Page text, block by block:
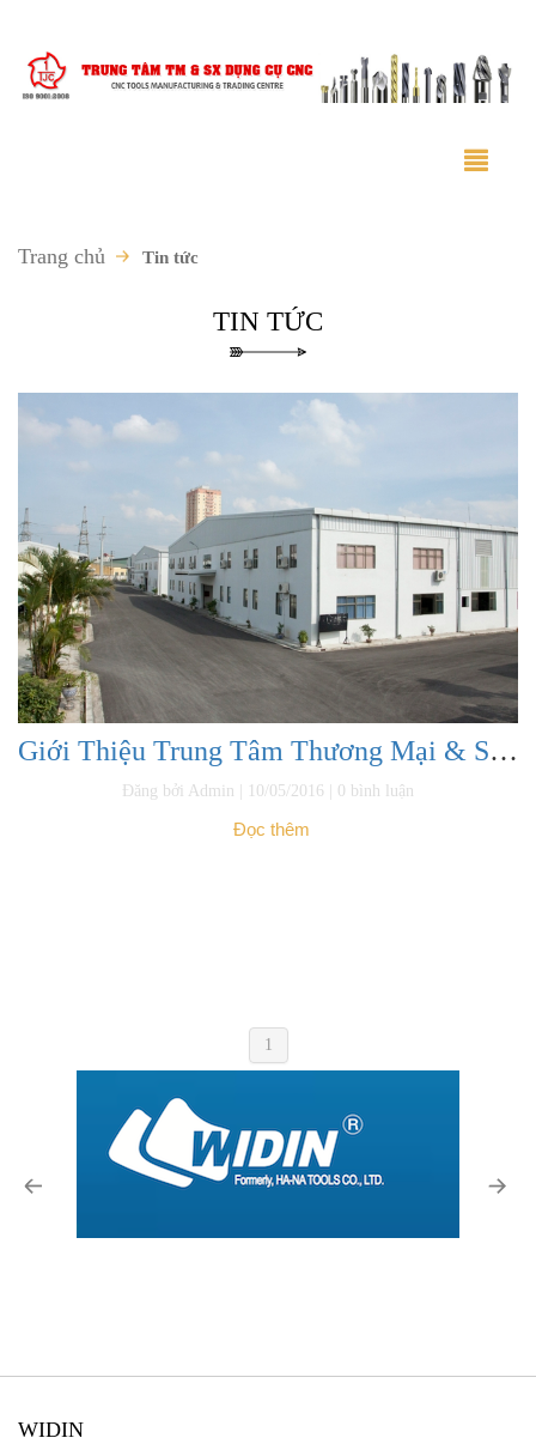
Trang chủ Tin tức
TIN TỨC
Giới Thiệu Trung Tâm Thương Mại & Sản Xuất Dụng cụ CNC
Đăng bởi Admin | 10/05/2016 | 0 bình luận
Đọc thêm
1
WIDIN